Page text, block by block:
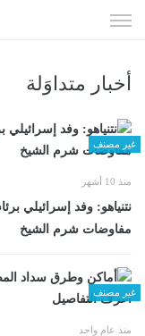
الى
أخبار متداوَلة
غير مصنف
منذ 10 أشهر
نتنياهو: وفد إسرائيلي
مفاوضات شرم الشيخ
غير مصنف
منذ عام واحد